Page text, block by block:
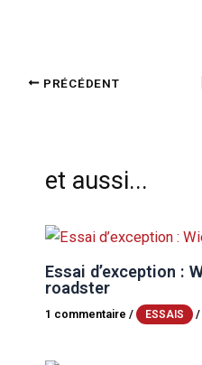
PRÉCÉDENT
et aussi...
Essai d’exception :
roadster
1 commentaire / ESSAIS /